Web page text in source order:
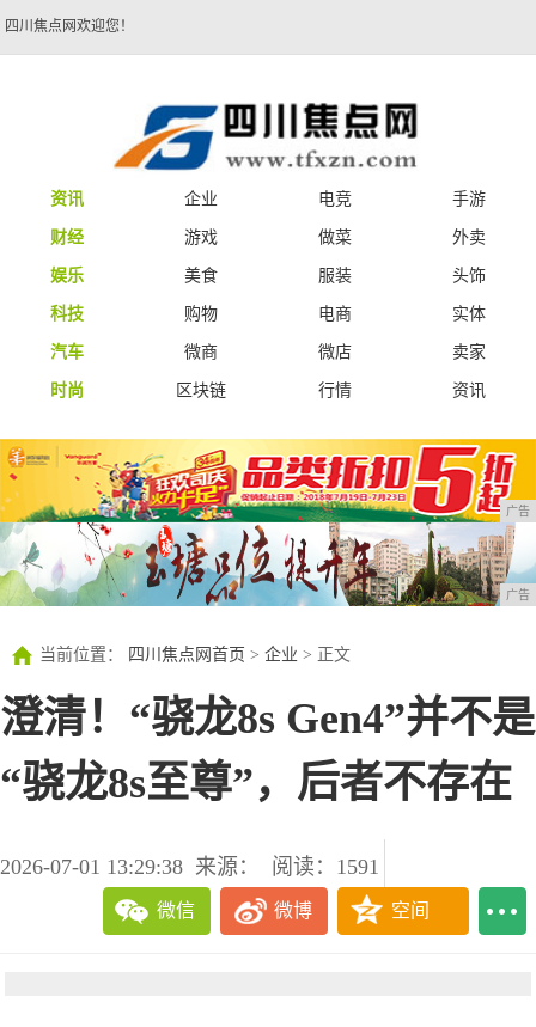
四川焦点网欢迎您！
资讯 企业 电竞
手游
财经
游戏 做菜
外卖
娱乐
美食 服装
头饰
科技
购物 电商
实体
汽车
微商 微店
卖家
时尚
区块链 行情 资讯
广告
广告
当前位置： 四川焦点网首页 > 企业 > 正文
澄清！“骁龙8s Gen4”并不是
“骁龙8s至尊”，后者不存在
2026-07-01 13:29:38 来源： 阅读：1591
微信 微博 空间